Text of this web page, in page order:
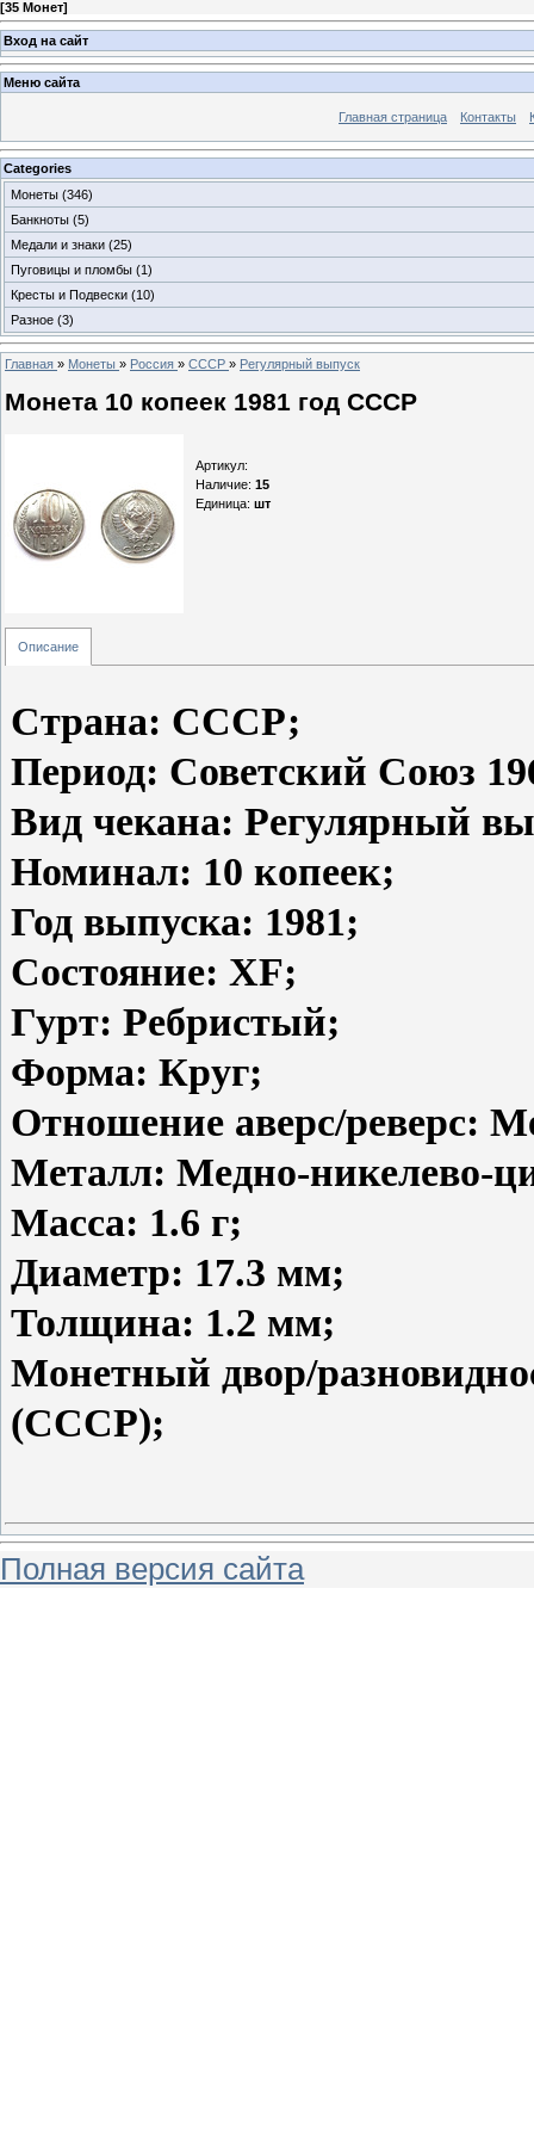
[35 Монет]
Вход на сайт
Меню сайта
Главная страница Контакты
Categories
Монеты (346)
Банкноты (5)
Медали и знаки (25)
Пуговицы и пломбы (1)
Кресты и Подвески (10)
Разное (3)
Главная » Монеты » Россия » СССР » Регулярный выпуск
Монета 10 копеек 1981 год СССР
Артикул:
Наличие: 15
Единица: шт
Описание
Страна: СССР;
Период: Советский Союз
Вид чекана: Регулярный
Номинал: 10 копеек;
Год выпуска: 1981;
Состояние: XF;
Гурт: Ребристый;
Форма: Круг;
Отношение аверс/реверс:
Металл: Медно-никелево-
Масса: 1.6 г;
Диаметр: 17.3 мм;
Толщина: 1.2 мм;
Монетный двор/
(СССР);
Полная версия сайта